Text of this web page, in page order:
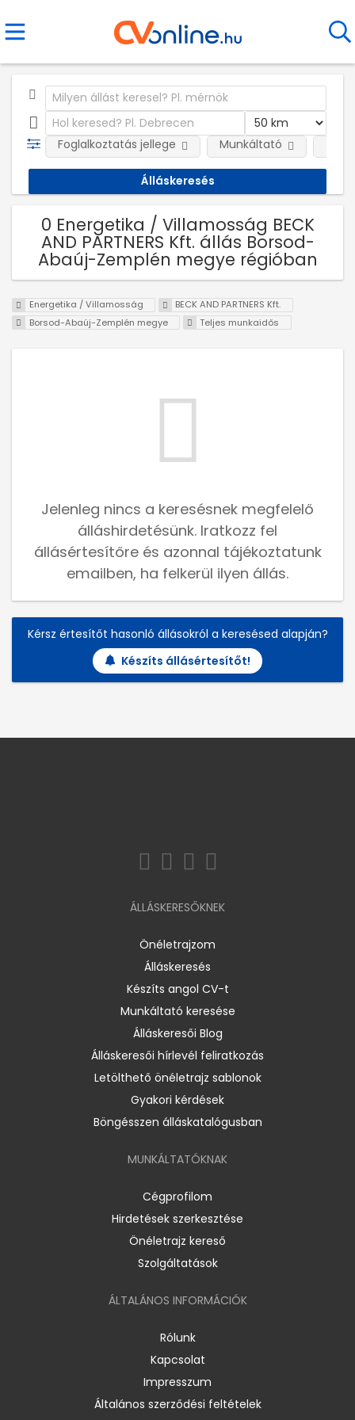
Foglalkoztatás jellege Munkáltató
0 Energetika / Villamosság BECK
AND PARTNERS Kft. állás Borsod-
Abaúj-Zemplén megye régióban
Energetika / Villamosság
BECK AND PARTNERS Kft.
Borsod-Abaúj-Zemplén megye
Teljes munkaidős
Jelenleg nincs a keresésnek megfelelő
álláshirdetésünk. Iratkozz fel
állásértesítőre és azonnal tájékoztatunk
emailben, ha felkerül ilyen állás.
Kérsz értesítőt hasonló állásokról a keresésed alapján?
Készíts állásértesítőt!
ÁLLÁSKERESŐKNEK
Önéletrajzom
Álláskeresés
Készíts angol CV-t
Munkáltató keresése
Álláskeresői Blog
Álláskeresői hírlevél feliratkozás
Letölthető önéletrajz sablonok
Gyakori kérdések
Böngésszen álláskatalógusban
MUNKÁLTATÓKNAK
Cégprofilom
Hirdetések szerkesztése
Önéletrajz kereső
Szolgáltatások
ÁLTALÁNOS INFORMÁCIÓK
Rólunk
Kapcsolat
Impresszum
Általános szerződési feltételek